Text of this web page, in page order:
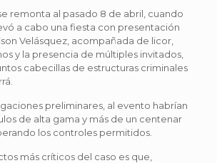
remonta al pasado 8 de abril, cuando
a cabo una fiesta con presentación
Velásquez, acompañada de licor,
y la presencia de múltiples invitados,
cabecillas de estructuras criminales
preliminares, al evento habrían
de alta gama y más de un centenar
los controles permitidos.
más críticos del caso es que,